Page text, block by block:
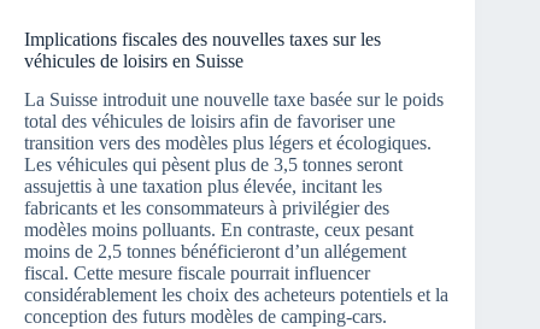
Implications fiscales des nouvelles taxes sur les
véhicules de loisirs en Suisse
La Suisse introduit une nouvelle taxe basée sur le poids
total des véhicules de loisirs afin de favoriser une
transition vers des modèles plus légers et écologiques.
Les véhicules qui pèsent plus de 3,5 tonnes seront
assujettis à une taxation plus élevée, incitant les
fabricants et les consommateurs à privilégier des
modèles moins polluants. En contraste, ceux pesant
moins de 2,5 tonnes bénéficieront d’un allégement
fiscal. Cette mesure fiscale pourrait influencer
considérablement les choix des acheteurs potentiels et la
conception des futurs modèles de camping-cars.